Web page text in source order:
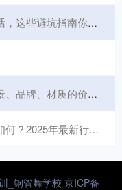
坑指南你必须知道！
材质的价格差异全解析
年最新行情大揭秘！
_钢管舞学校 京ICP备